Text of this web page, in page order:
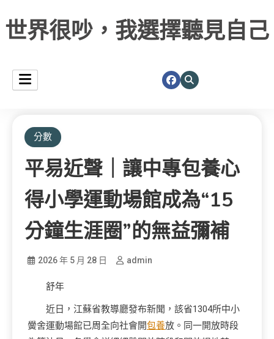
世界很吵，我選擇聽見自己
分數
平易近聲｜讓中專包養心
得小學運動場館成為“15
分鐘生涯圈”的無益彌補
2026 年 5 月 28 日 admin
舒年
近日，江蘇省教導廳發布新聞，該省1304所中小
黌舍運動場館已周全向社會開包養放。同一開放時段